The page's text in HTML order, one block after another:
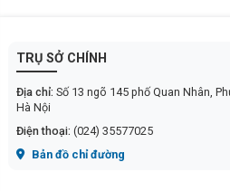
TRỤ SỞ CHÍNH
Địa chỉ: Số 13 ngõ 145 phố Quan Nhân,
Hà Nội
Điện thoại: (024) 35577025
Bản đồ chỉ đường